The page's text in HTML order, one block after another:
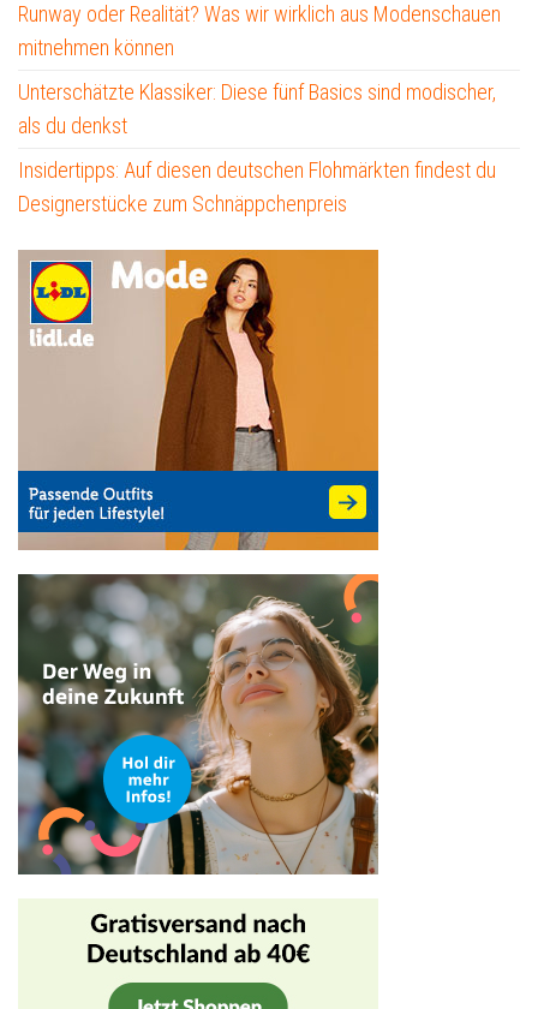
Runway oder Realität? Was wir wirklich aus Modenschauen
mitnehmen können
Unterschätzte Klassiker: Diese fünf Basics sind modischer,
als du denkst
Insidertipps: Auf diesen deutschen Flohmärkten findest du
Designerstücke zum Schnäppchenpreis